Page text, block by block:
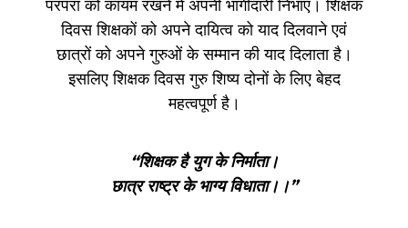
परंपरा को कायम रखने में अपनी भागीदारी निभाएं। शिक्षक
दिवस शिक्षकों को अपने दायित्व को याद दिलवाने एवं
छात्रों को अपने गुरुओं के सम्मान की याद दिलाता है।
इसलिए शिक्षक दिवस गुरु शिष्य दोनों के लिए बेहद
महत्वपूर्ण है।
“शिक्षक है युग के निर्माता।
छात्र राष्ट्र के भाग्य विधाता।।”